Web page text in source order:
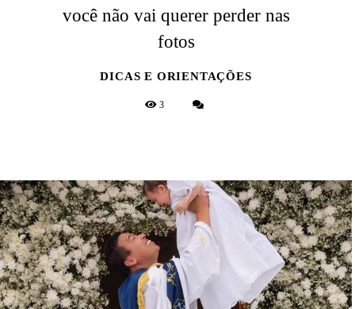
você não vai querer perder nas
fotos
DICAS E ORIENTAÇÕES
3